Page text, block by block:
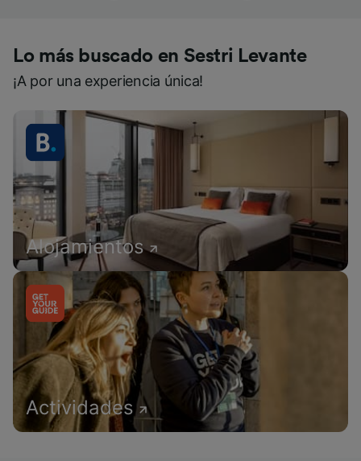
Lo más buscado en Sestri Levante
¡A por una experiencia única!
Alojamientos
Actividades